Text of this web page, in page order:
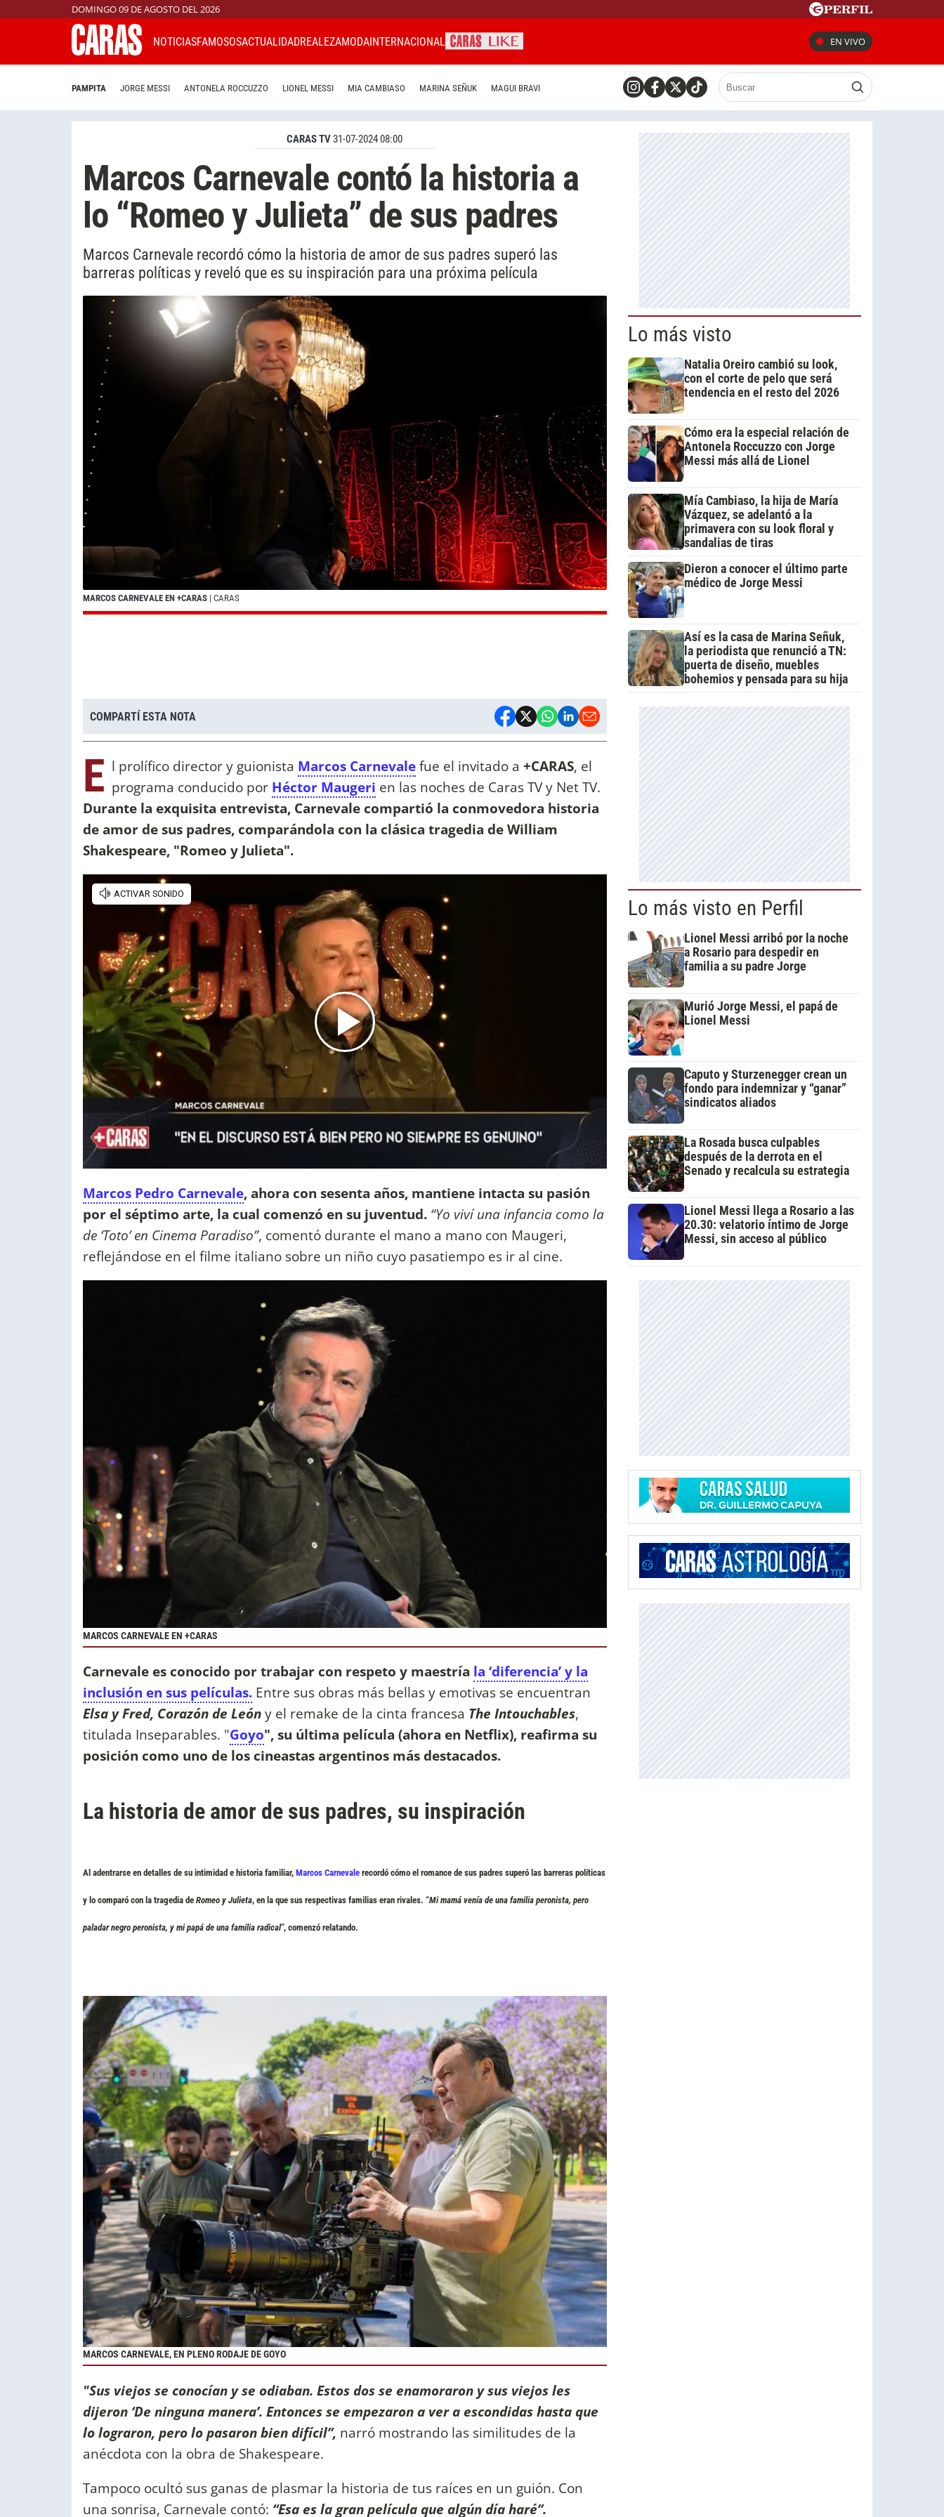
DOMINGO 09 DE AGOSTO DEL 2026
NOTICIASFAMOSOSACTUALIDADREALEZAMODAINTERNACIONAL EN VIVO
PAMPITA JORGE MESSI ANTONELA ROCCUZZO LIONEL MESSI MIA CAMBIASO MARINA SEÑUK MAGUI BRAVI
CARAS TV31-07-2024 08:00
Marcos Carnevale contó la historia a
lo “Romeo y Julieta” de sus padres
Marcos Carnevale recordó cómo la historia de amor de sus padres superó las
barreras políticas y reveló que es su inspiración para una próxima película
MARCOS CARNEVALE EN +CARAS | CARAS
COMPARTÍ ESTA NOTA
E l prolífico director y guionista Marcos Carnevalefue el invitado a +CARAS, el
programa conducido por Héctor Maugeri en las noches de Caras TV y Net TV.
Durante la exquisita entrevista, Carnevale compartió la conmovedora historia
de amor de sus padres, comparándola con la clásica tragedia de William
Shakespeare, "Romeo y Julieta".
Marcos Pedro Carnevale, ahora con sesenta años, mantiene intacta su pasión
por el séptimo arte, la cual comenzó en su juventud. “Yo viví una infancia como la
de ‘Toto’ en Cinema Paradiso”, comentó durante el mano a mano con Maugeri,
reflejándose en el filme italiano sobre un niño cuyo pasatiempo es ir al cine.
MARCOS CARNEVALE EN +CARAS
Carnevale es conocido por trabajar con respeto y maestría la ‘diferencia’ y la
inclusión en sus películas. Entre sus obras más bellas y emotivas se encuentran
Elsa y Fred, Corazón de Leóny el remake de la cinta francesa The Intouchables,
titulada Inseparables. "Goyo", su última película (ahora en Netflix), reafirma su
posición como uno de los cineastas argentinos más destacados.
La historia de amor de sus padres, su inspiración
Al adentrarse en detalles de su intimidad e historia familiar, Marcos Carnevale recordó cómo el romance de sus padres superó las barreras políticas
y lo comparó con la tragedia de Romeo y Julieta, en la que sus respectivas familias eran rivales. “Mi mamá venía de una familia peronista, pero
paladar negro peronista, y mi papá de una familia radical", comenzó relatando.
MARCOS CARNEVALE, EN PLENO RODAJE DE GOYO
"Sus viejos se conocían y se odiaban. Estos dos se enamoraron y sus viejos les
dijeron ‘De ninguna manera’. Entonces se empezaron a ver a escondidas hasta que
lo lograron, pero lo pasaron bien difícil”, narró mostrando las similitudes de la
anécdota con la obra de Shakespeare.
Tampoco ocultó sus ganas de plasmar la historia de tus raíces en un guión. Con
una sonrisa, Carnevale contó: “Esa es la gran película que algún día haré”.
Lo más visto
Natalia Oreiro cambió su look,
con el corte de pelo que será
tendencia en el resto del 2026
Cómo era la especial relación de
Antonela Roccuzzo con Jorge
Messi más allá de Lionel
Mía Cambiaso, la hija de María
Vázquez, se adelantó a la
primavera con su look floral y
sandalias de tiras
Dieron a conocer el último parte
médico de Jorge Messi
Así es la casa de Marina Señuk,
la periodista que renunció a TN:
puerta de diseño, muebles
bohemios y pensada para su hija
Lo más visto en Perfil
Lionel Messi arribó por la noche
a Rosario para despedir en
familia a su padre Jorge
Murió Jorge Messi, el papá de
Lionel Messi
Caputo y Sturzenegger crean un
fondo para indemnizar y “ganar”
sindicatos aliados
La Rosada busca culpables
después de la derrota en el
Senado y recalcula su estrategia
Lionel Messi llega a Rosario a las
20.30: velatorio íntimo de Jorge
Messi, sin acceso al público